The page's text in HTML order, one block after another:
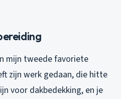
mijn tweede favoriete
zijn werk gedaan, die hitte
voor dakbedekking, en je